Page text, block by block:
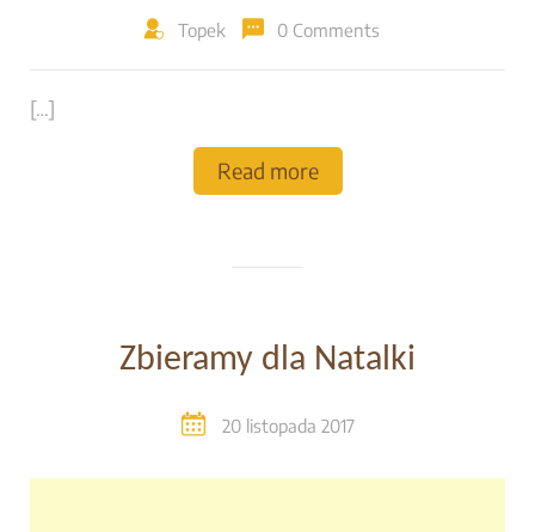
Topek
0 Comments
[…]
Read more
Zbieramy dla Natalki
20 listopada 2017